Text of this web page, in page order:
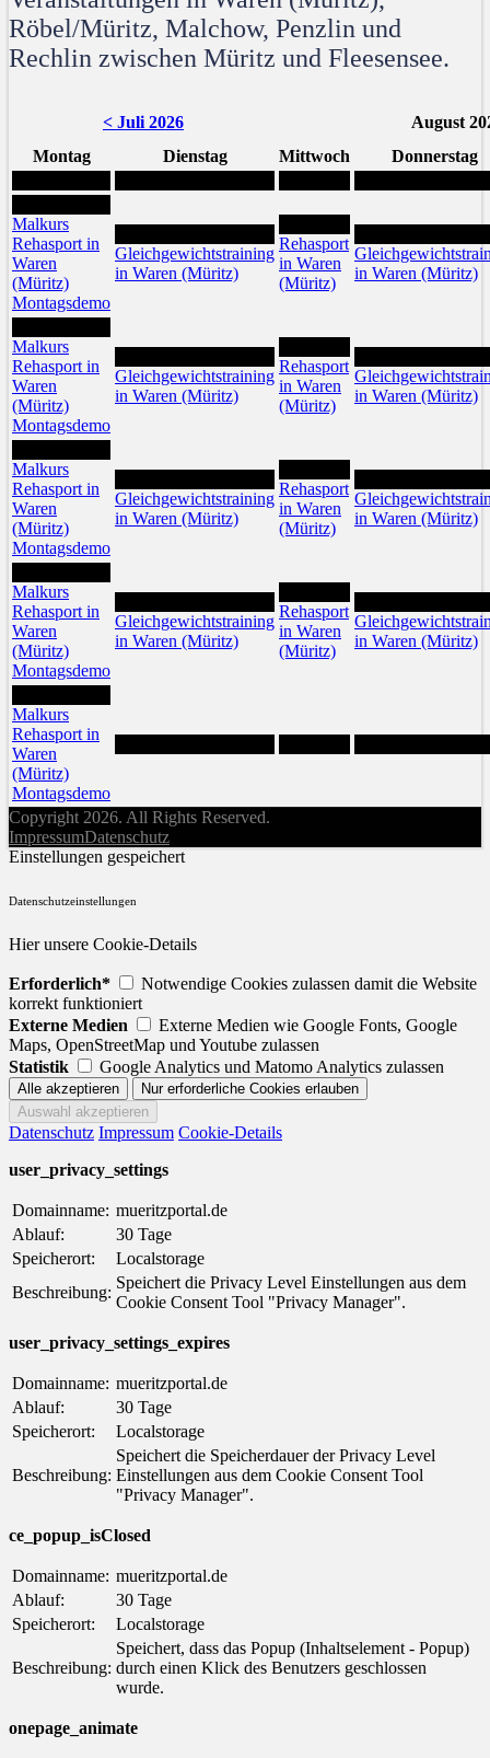
Röbel/Müritz, Malchow, Penzlin und
Rechlin zwischen Müritz und Fleesensee.
< Juli 2026
August
Montag
Dienstag Mittwoch Donnerstag
Malkurs
Rehasport in
Waren
(Müritz)
Montagsdemo
Gleichgewichtstraining
in Waren (Müritz)
Rehasport
in Waren
(Müritz)
in Waren (Müritz)
Malkurs
Rehasport in
Waren
(Müritz)
Montagsdemo
Gleichgewichtstraining
in Waren (Müritz)
Rehasport
in Waren
(Müritz)
in Waren (Müritz)
Malkurs
Rehasport in
Waren
(Müritz)
Montagsdemo
Gleichgewichtstraining
in Waren (Müritz)
Rehasport
in Waren
(Müritz)
in Waren (Müritz)
Malkurs
Rehasport in
Waren
(Müritz)
Montagsdemo
Gleichgewichtstraining
in Waren (Müritz)
Rehasport
in Waren
(Müritz)
in Waren (Müritz)
Malkurs
Rehasport in
Waren
(Müritz)
Montagsdemo
Copyright 2026. All Rights Reserved.
ImpressumDatenschutz
Einstellungen gespeichert
Datenschutzeinstellungen
Hier unsere Cookie-Details
Erforderlich*
Notwendige Cookies zulassen damit die Website
korrekt funktioniert
Externe Medien
Externe Medien wie Google Fonts, Google
Maps, OpenStreetMap und Youtube zulassen
Statistik
Google Analytics und Matomo Analytics zulassen
Datenschutz Impressum Cookie-Details
user_privacy_settings
Domainname: mueritzportal.de
Ablauf:
30 Tage
Speicherort:
Localstorage
Beschreibung:
Speichert die Privacy Level Einstellungen aus dem
Cookie Consent Tool "Privacy Manager".
user_privacy_settings_expires
Domainname: mueritzportal.de
Ablauf:
30 Tage
Speicherort:
Localstorage
Beschreibung:
Speichert die Speicherdauer der Privacy Level
Einstellungen aus dem Cookie Consent Tool
"Privacy Manager".
ce_popup_isClosed
Domainname: mueritzportal.de
Ablauf:
30 Tage
Speicherort:
Localstorage
Beschreibung:
Speichert, dass das Popup (Inhaltselement - Popup)
durch einen Klick des Benutzers geschlossen
wurde.
onepage_animate